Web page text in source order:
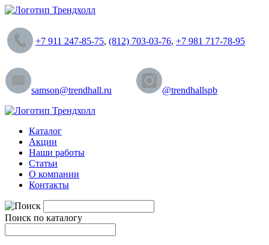
+7 911 247-85-75, (812) 703-03-76, +7 981 717-78-95
samson@trendhall.ru @trendhallspb
Каталог
Акции
Наши работы
Статьи
О компании
Контакты
Поиск по каталогу